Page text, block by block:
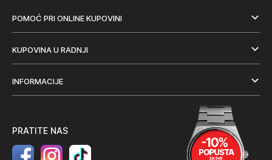
POMOĆ PRI ONLINE KUPOVINI
KUPOVINA U RADNJI
INFORMACIJE
PRATITE NAS